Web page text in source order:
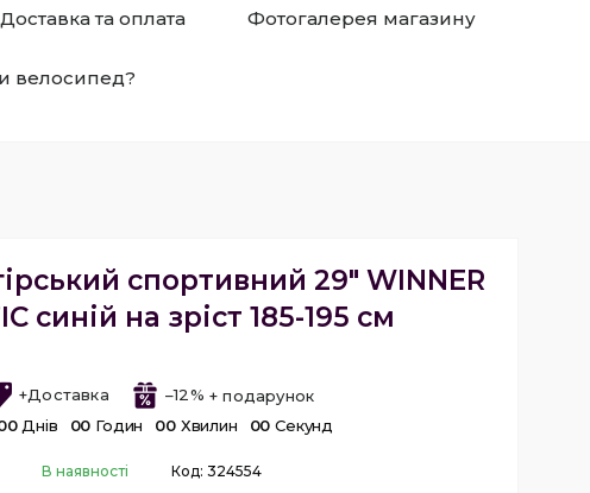
Доставка та оплата Фотогалерея магазину
велосипед?
спортивний 29" WINNER
синій на зріст 185-195 см
+Доставка
–12%
0 Днів 00 Годин 00 Хвилин 00 Секунд
В наявності Код: 324554